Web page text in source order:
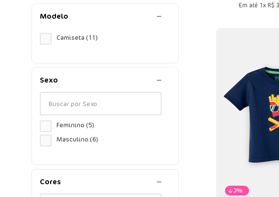
Modelo
Camiseta (11)
Sexo
Feminino (5)
Masculino (6)
Cores
Em até 1xR$
-60%